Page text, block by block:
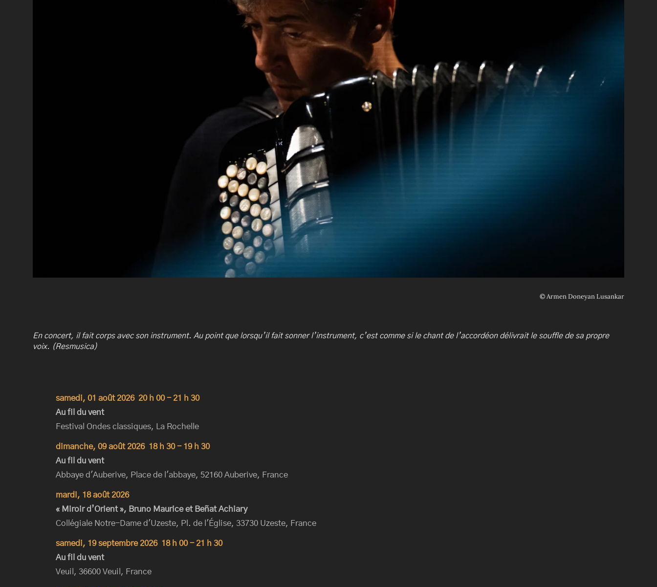
©Armen Doneyan Lusankar
En concert, il fait corps avec son instrument. Au point que lorsqu’il fait sonner l’instrument, c’est comme si le chant de l’accordéon délivrait le souffle de sa propre
voix. (Resmusica)
samedi, 01 août 2026 20 h 00- 21 h 30
Au fil du vent
Festival Ondes classiques, La Rochelle
dimanche, 09 août 2026 18 h 30- 19 h 30
Au fil du vent
Abbaye d'Auberive, Place de l'abbaye, 52160 Auberive, France
mardi, 18 août 2026
« Miroir d’Orient », Bruno Maurice et Beñat Achiary
Collégiale Notre-Dame d'Uzeste, Pl. de l'Église, 33730 Uzeste, France
samedi, 19 septembre 2026 18 h 00- 21 h 30
Au fil du vent
Veuil, 36600 Veuil, France